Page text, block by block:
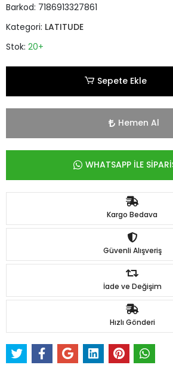
Barkod: 7186913327861
Kategori: LATITUDE
Stok: 20+
Sepete Ekle
Hemen Al
WHATSAPP İLE
Kargo Bedava
Güvenli Alışveriş
İade ve Değişim
Hızlı Gönderi